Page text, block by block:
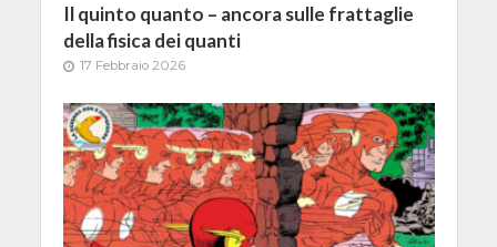
Il quinto quanto – ancora sulle frattaglie
della fisica dei quanti
17 Febbraio 2026